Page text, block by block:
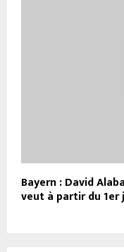
Bayern : David
veut à partir du 1er